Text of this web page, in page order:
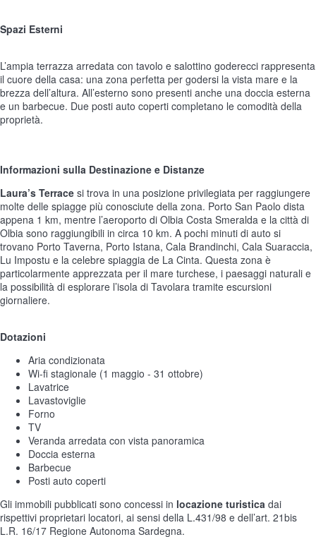
Spazi Esterni
L’ampia terrazza arredata con tavolo e salottino goderecci rappresenta
il cuore della casa: una zona perfetta per godersi la vista mare e la
brezza dell’altura. All’esterno sono presenti anche una doccia esterna
e un barbecue. Due posti auto coperti completano le comodità della
proprietà.
Informazioni sulla Destinazione e Distanze
Laura’s Terrace si trova in una posizione privilegiata per raggiungere
molte delle spiagge più conosciute della zona. Porto San Paolo dista
appena 1 km, mentre l’aeroporto di Olbia Costa Smeralda e la città di
Olbia sono raggiungibili in circa 10 km. A pochi minuti di auto si
trovano Porto Taverna, Porto Istana, Cala Brandinchi, Cala Suaraccia,
Lu Impostu e la celebre spiaggia de La Cinta. Questa zona è
particolarmente apprezzata per il mare turchese, i paesaggi naturali e
la possibilità di esplorare l’isola di Tavolara tramite escursioni
giornaliere.
Dotazioni
Aria condizionata
Wi-fi stagionale (1 maggio - 31 ottobre)
Lavatrice
Lavastoviglie
Forno
TV
Veranda arredata con vista panoramica
Doccia esterna
Barbecue
Posti auto coperti
Gli immobili pubblicati sono concessi in locazione turistica dai
rispettivi proprietari locatori, ai sensi della L.431/98 e dell’art. 21bis
L.R. 16/17 Regione Autonoma Sardegna.